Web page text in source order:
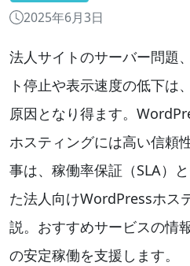
2025年6月3日
法人サイトのサーバー問題
ト停止や表示速度の低下は
原因となり得ます。
ホスティングには高い信頼
事は、稼働率保証（SLA）
た法人向けWordPressホス
説。おすすめサービスの情
の安定稼働を支援します。